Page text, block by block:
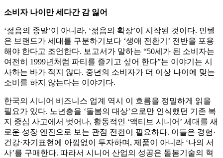
소비자 나이만 세다간 감 잃어
‘젊음의 종말’이 아니라, ‘젊음의 확장’이 시작된 것이다. 민텔
은 브랜드가 세대를 구분하기보다 ‘생애 전환기’ 전반을 포용
해야 한다고 조언한다. 보고서가 말하는 “50세가 된 소비자는
여전히 1999년처럼 파티를 즐기고 싶어 한다”는 이야기는 시
사하는 바가 적지 않다. 중년의 소비자가 더 이상 나이에 맞는
소비를 하지 않는다는 이야기다.
한국의 시니어 비즈니스 업계 역시 이 흐름을 정밀하게 읽을
필요가 있다. 노년층을 ‘돌봄의 대상’으로만 인식했던 기존 복
지 중심 사고에서 벗어나, 활동적인 ‘액티브 시니어’ 세대를 새
로운 성장 엔진으로 보는 관점 전환이 필요하다. 이들은 경험·
건강·자기표현에 아낌없이 투자하며, 제품이 아니라 ‘나의 서
사’를 구매한다. 따라서 시니어 산업의 성공은 돌봄기술의 혁